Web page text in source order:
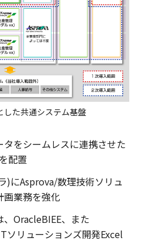
した共通システム基盤
をシームレスに連携させた
配置
)にAsprova/数理技術ソリュ
画業務を強化
OracleBIEE、また
ソリューションズ開発Excel